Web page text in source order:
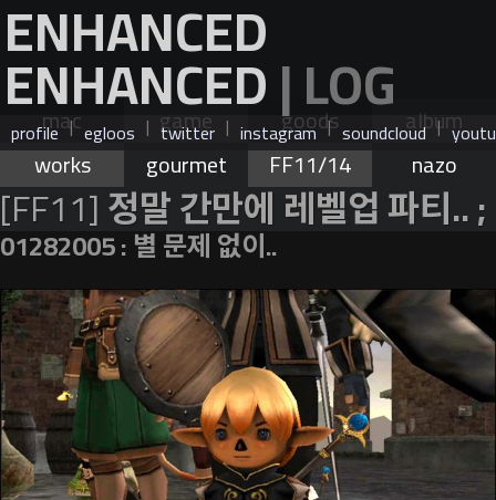
ENHANCED
ENHANCED| LOG
profile | egloos | twitter | instagram | soundcloud |
mac game goods
album
works
gourmet FF11/14 nazo
[FF11]정말 간만에 레벨업 파티.. ;
01282005 : 별 문제 없이..